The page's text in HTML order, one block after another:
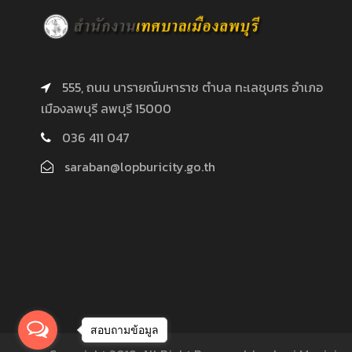
555, ถนน นารายณ์มหาราช ตำบล ทะเลชุบศร อำเภอ
เมืองลพบุรี ลพบุรี 15000
036 411 047
saraban@lopburicity.go.th
สอบถามข้อมูล